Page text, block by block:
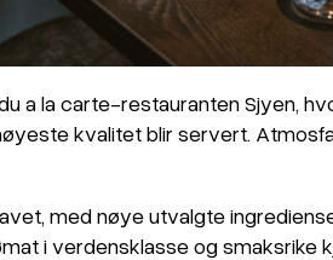
a la carte-restauranten Sjyen,
kvalitet blir servert.
med nøye utvalgte
i verdensklasse og smaksrike